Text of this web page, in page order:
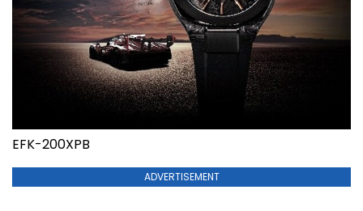
EFK-200XPB
ADVERTISEMENT